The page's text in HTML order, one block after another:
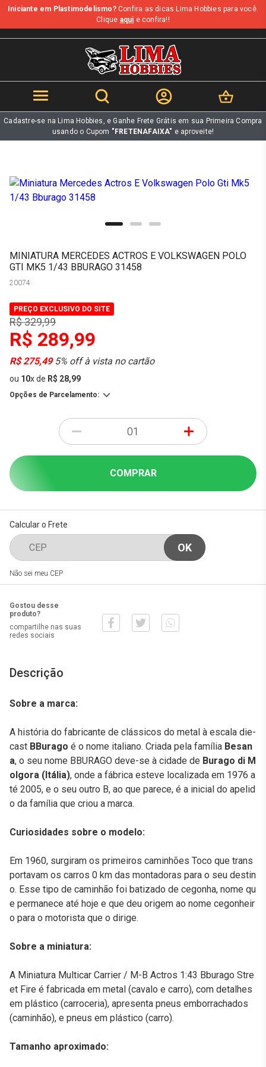
b
Iniciante em Plastimodelismo?Confira as dicas Lima Hobbies para você.
Clique aqui e confira!!
Cadastre-se na Lima Hobbies, e Ganhe Frete Grátis em sua Primeira Compra
usando o Cupom "FRETENAFAIXA" e aproveite!
MINIATURA MERCEDES ACTROS E VOLKSWAGEN POLO
GTI MK5 1/43 BBURAGO 31458
20074
PREÇO EXCLUSIVO DO SITE
R$ 329,99
R$ 289,99
R$ 275,495% off à vista no cartão
ou 10xde R$ 28,99
Opções de Parcelamento:
- +
COMPRAR
Calcular o Frete
Não sei meu CEP
Gostou desse
produto?
compartilhe nas suas
redes sociais
Descrição
Sobre a marca:
A história do fabricante de clássicos do metal à escala die-
cast BBurago é o nome italiano. Criada pela família Besan
a, o seu nome BBURAGO deve-se à cidade de Burago di M
olgora (Itália), onde a fábrica esteve localizada em 1976 a
té 2005, e o seu outro B, ao que parece, é a inicial do apelid
o da família que criou a marca.
Curiosidades sobre o modelo:
Em 1960, surgiram os primeiros caminhões Toco que trans
portavam os carros 0 km das montadoras para o seu destin
o. Esse tipo de caminhão foi batizado de cegonha, nome qu
e permanece até hoje e que deu origem ao nome cegonheir
o para o motorista que o dirige.
Sobre a miniatura:
A Miniatura Multicar Carrier / M-B Actros 1:43 Bburago Stre
et Fire é fabricada em metal (cavalo e carro), com detalhes
em plástico (carroceria), apresenta pneus emborrachados
(caminhão), e pneus em plástico (carro).
Tamanho aproximado: